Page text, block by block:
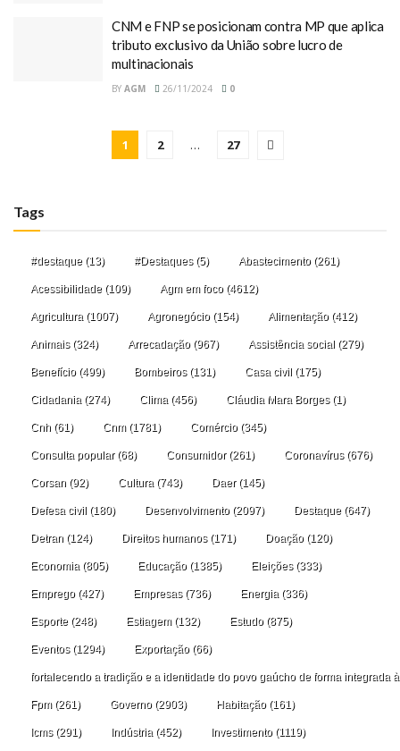
CNM e FNP se posicionam contra MP que aplica
tributo exclusivo da União sobre lucro de
multinacionais
BY AGM 26/11/2024 0
1 2 … 27
Tags
#destaque (13) #Destaques(5) Abastecimento(261)
Acessibilidade (109) Agm em foco(4612)
Agricultura (1007) Agronegócio(154) Alimentação(412)
Animais(324) Arrecadação(967) Assistência social (279)
Benefício(499) Bombeiros(131) Casa civil (175)
Cidadania (274) Clima (456) Cláudia Mara Borges(1)
Cnh (61) Cnm(1781) Comércio(345)
Consulta popular(68) Consumidor(261) Coronavírus(676)
Corsan (92) Cultura (743) Daer(145)
Defesa civil (180) Desenvolvimento(2097) Destaque (647)
Detran (124) Direitos humanos(171) Doação(120)
Economia (805) Educação(1385) Eleições(333)
Emprego(427) Empresas(736) Energia (336)
Esporte (248) Estiagem(132) Estudo(875)
Eventos(1294) Exportação(66)
fortalecendo a tradição e a identidade do povo gaúcho de forma
Fpm(261) Governo(2903) Habitação(161)
Icms(291) Indústria (452) Investimento(1119)